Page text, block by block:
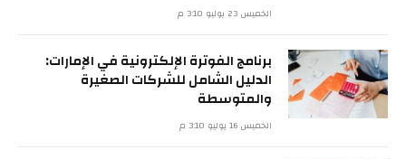
الخميس 23 يوليو 3:10 م
برنامج الفوترة الإلكترونية في الإمارات:
الدليل الشامل للشركات الصغيرة
والمتوسطة
الخميس 16 يوليو 3:10 م